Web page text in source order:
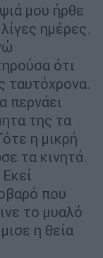
μου ήρθε
ημέρες.
ότι
ταυτόχρονα.
περνάει
της τα
η μικρή
τα κινητά.
που
το μυαλό
η θεία